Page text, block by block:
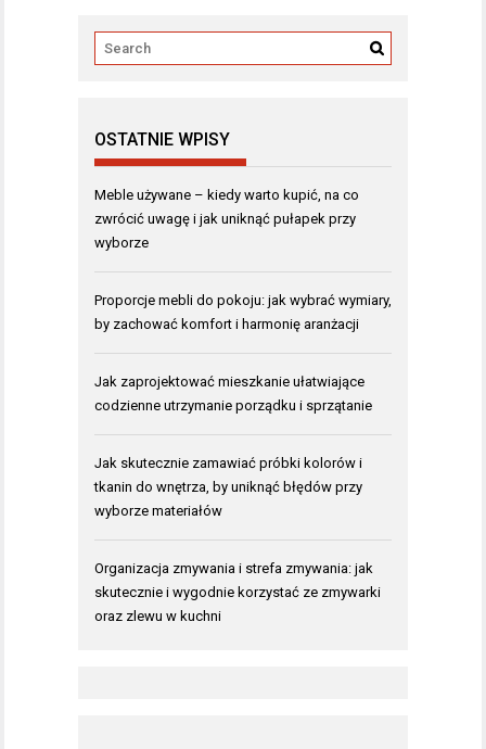
OSTATNIE WPISY
Meble używane – kiedy warto kupić, na co
zwrócić uwagę i jak uniknąć pułapek przy
wyborze
Proporcje mebli do pokoju: jak wybrać wymiary,
by zachować komfort i harmonię aranżacji
Jak zaprojektować mieszkanie ułatwiające
codzienne utrzymanie porządku i sprzątanie
Jak skutecznie zamawiać próbki kolorów i
tkanin do wnętrza, by uniknąć błędów przy
wyborze materiałów
Organizacja zmywania i strefa zmywania: jak
skutecznie i wygodnie korzystać ze zmywarki
oraz zlewu w kuchni